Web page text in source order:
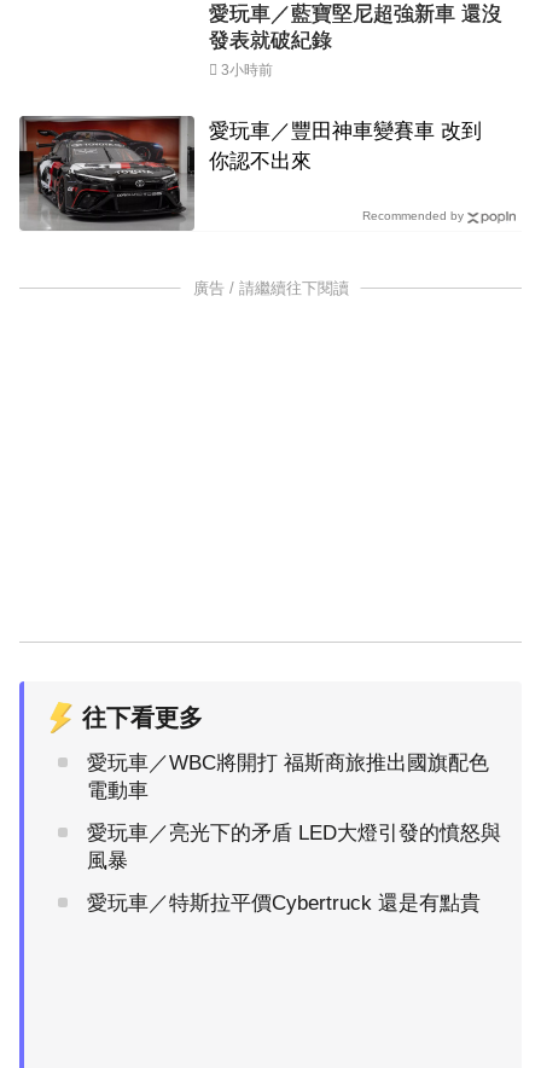
愛玩車／藍寶堅尼超強新車 還沒
發表就破紀錄
3小時前
愛玩車／豐田神車變賽車 改到
你認不出來
Recommended by
廣告 / 請繼續往下閱讀
往下看更多
愛玩車／WBC將開打 福斯商旅推出國旗配色
電動車
愛玩車／亮光下的矛盾 LED大燈引發的憤怒與
風暴
愛玩車／特斯拉平價Cybertruck 還是有點貴